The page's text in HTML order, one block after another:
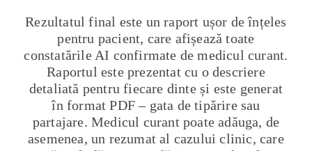
Rezultatul final este un raport ușor de înțeles
pentru pacient, care afișează toate
constatările AI confirmate de medicul curant.
Raportul este prezentat cu o descriere
detaliată pentru fiecare dinte și este generat
în format PDF – gata de tipărire sau
partajare. Medicul curant poate adăuga, de
asemenea, un rezumat al cazului clinic, care